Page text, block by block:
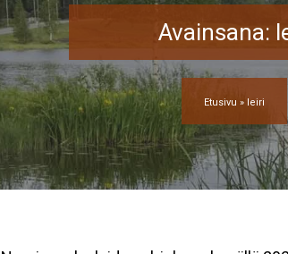
Avainsana:
Etusivu » leiri